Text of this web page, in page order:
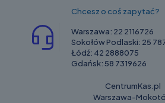
Chcesz o coś zapytać?
Warszawa: 22 2116726
Sokołów Podlaski: 25
Łódź: 42 2888075
Gdańsk: 58 7319626
CentrumKas.pl
Warszawa-